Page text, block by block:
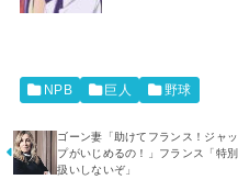
NPB 巨人 野球
ゴーン妻「助けてフランス！ジャッ
プがいじめるの！」フランス「特別
扱いしないぞ」